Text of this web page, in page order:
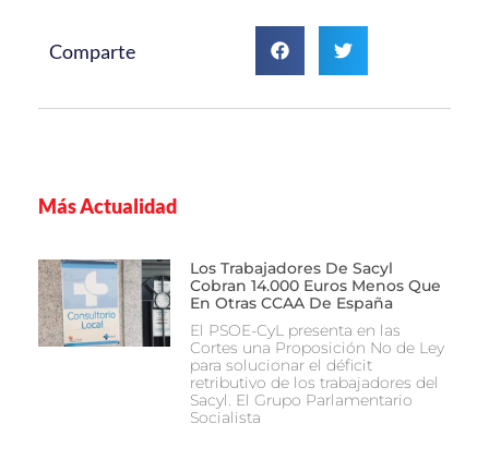
Comparte
Más Actualidad
Los Trabajadores De Sacyl
Cobran 14.000 Euros Menos Que
En Otras CCAA De España
El PSOE-CyL presenta en las
Cortes una Proposición No de Ley
para solucionar el déficit
retributivo de los trabajadores del
Sacyl. El Grupo Parlamentario
Socialista